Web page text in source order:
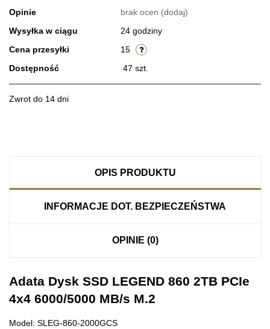
Opinie brak ocen (dodaj)
Wysyłka w ciągu
24 godziny
Cena przesyłki
15
Dostępność
47 szt.
Zwrot do 14 dni
OPIS PRODUKTU
INFORMACJE DOT. BEZPIECZEŃSTWA
OPINIE (0)
Adata Dysk SSD LEGEND 860 2TB PCIe
4x4 6000/5000 MB/s M.2
Model: SLEG-860-2000GCS